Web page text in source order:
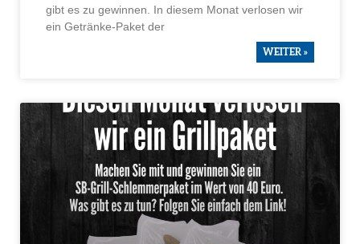
gibt es zu gewinnen. In diesem Monat verlosen wir
ein Getränke-Paket der
WEITER »